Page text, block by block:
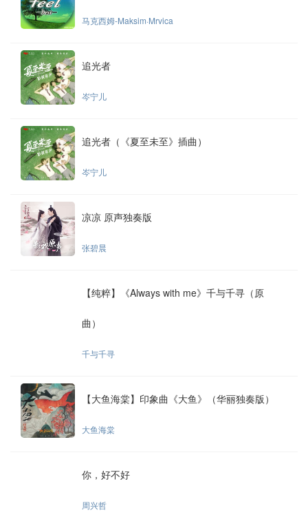
马克西姆-Maksim·Mrvica
追光者
岑宁儿
追光者（《夏至未至》插曲）
岑宁儿
凉凉 原声独奏版
张碧晨
【纯粹】《Always with me》千与千寻（原
曲）
千与千寻
【大鱼海棠】印象曲《大鱼》（华丽独奏版）
大鱼海棠
你，好不好
周兴哲